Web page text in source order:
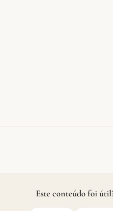
Este conteúdo foi